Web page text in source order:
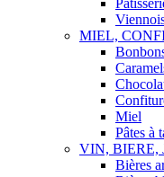
MIEL,
Miel
Pâtes à
VIN, BIERE,
Bières